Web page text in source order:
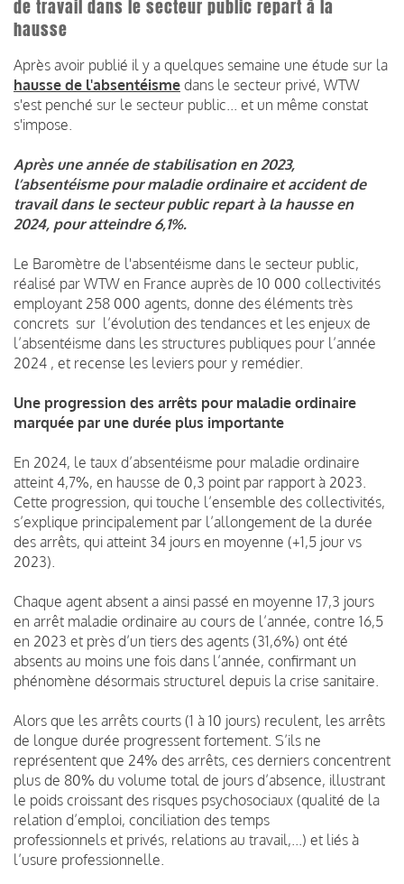
de travail dans le secteur public repart à la
hausse
Après avoir publié il y a quelques semaine une étude sur la
hausse de l'absentéisme dans le secteur privé, WTW
s'est penché sur le secteur public... et un même constat
s'impose.
Après une année de stabilisation en 2023,
l’absentéisme pour maladie ordinaire et accident de
travail dans le secteur public repart à la hausse en
2024, pour atteindre 6,1%.
Le Baromètre de l'absentéisme dans le secteur public,
réalisé par WTW en France auprès de 10 000 collectivités
employant 258 000 agents, donne des éléments très
concrets sur l’évolution des tendances et les enjeux de
l’absentéisme dans les structures publiques pour l’année
2024 , et recense les leviers pour y remédier.
Une progression des arrêts pour maladie ordinaire
marquée par une durée plus importante
En 2024, le taux d’absentéisme pour maladie ordinaire
atteint 4,7%, en hausse de 0,3 point par rapport à 2023.
Cette progression, qui touche l’ensemble des collectivités,
s’explique principalement par l’allongement de la durée
des arrêts, qui atteint 34 jours en moyenne (+1,5 jour vs
2023).
Chaque agent absent a ainsi passé en moyenne 17,3 jours
en arrêt maladie ordinaire au cours de l’année, contre 16,5
en 2023 et près d’un tiers des agents (31,6%) ont été
absents au moins une fois dans l’année, confirmant un
phénomène désormais structurel depuis la crise sanitaire.
Alors que les arrêts courts (1 à 10 jours) reculent, les arrêts
de longue durée progressent fortement. S’ils ne
représentent que 24% des arrêts, ces derniers concentrent
plus de 80% du volume total de jours d’absence, illustrant
le poids croissant des risques psychosociaux (qualité de la
relation d’emploi, conciliation des temps
professionnels et privés, relations au travail,...) et liés à
l’usure professionnelle.